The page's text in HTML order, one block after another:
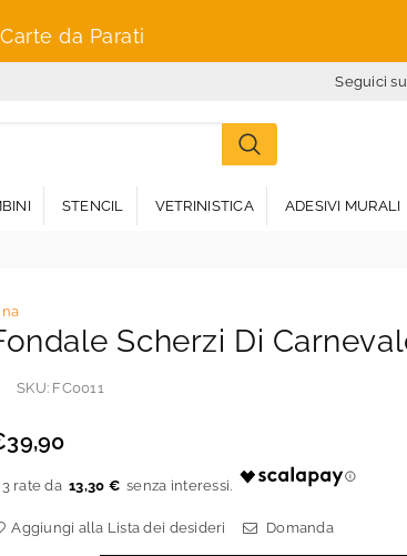
da Parati
Seguici
STENCIL VETRINISTICA ADESIVI MURALI
Scherzi Di
SKU: FC0011
13,30 €
Aggiungi alla Lista dei desideri Domanda